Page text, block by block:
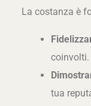
La costanza è
coinvolti.
tua